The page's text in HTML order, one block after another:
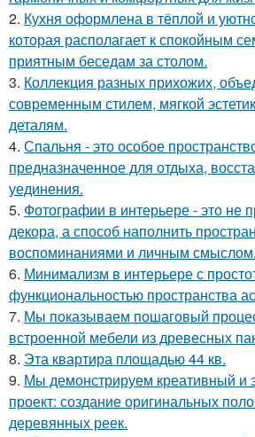
2. Кухня оформлена в тёплой и
которая располагает к спокойным
приятным беседам за столом.
3. Коллекция разных прихожих,
современным стилем, мягкой
деталям.
4. Спальня - это особое
предназначенное для отдыха,
уединения.
5. Фотографии в интерьере - это не
декора, а способ наполнить
воспоминаниями и личным смыслом.
6. Минимализм в интерьере с
функциональностью пространства
7. Мы показываем пошаговый
встроенной мебели из древесных
8. Эта квартира площадью 44 кв.
9. Мы демонстрируем креативный и
проект: создание оригинальных
деревянных реек.